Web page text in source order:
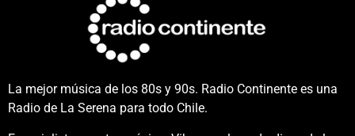
La mejor música de los 80s y 90s. Radio Continente es una
Radio de La Serena para todo Chile.